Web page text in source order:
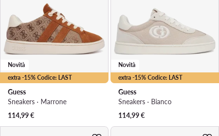
extra -15% Codice: LAST
Novità
Guess
Sneakers · Marrone
114,99€
extra -15% Codice: LAST
Novità
Guess
Sneakers · Bianco
114,99€